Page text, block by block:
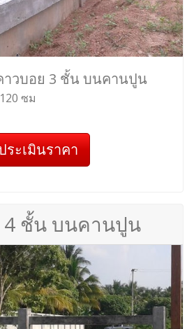
าวบอย 3 ชั้น บนคานปูน
ซม
ะเมินราคา
4 ชั้น บนคานปูน